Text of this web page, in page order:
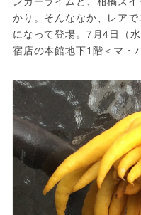
かり。そんななか、レア
になって登場。7月4日（
宿店の本館地下1階＜マ・